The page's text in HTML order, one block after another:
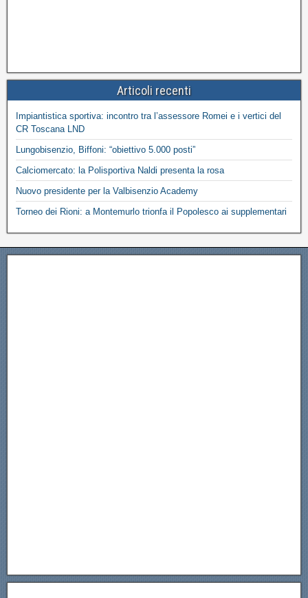
Articoli recenti
Impiantistica sportiva: incontro tra l’assessore Romei e i vertici del
CR Toscana LND
Lungobisenzio, Biffoni: “obiettivo 5.000 posti”
Calciomercato: la Polisportiva Naldi presenta la rosa
Nuovo presidente per la Valbisenzio Academy
Torneo dei Rioni: a Montemurlo trionfa il Popolesco ai supplementari